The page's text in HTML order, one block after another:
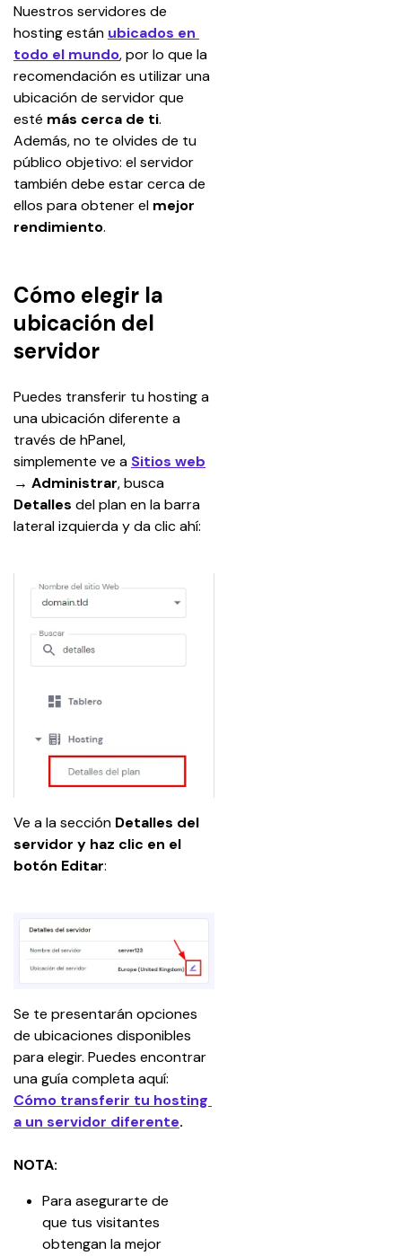
Nuestros servidores de
hosting están ubicados en
todo el mundo, por lo que la
recomendación es utilizar una
ubicación de servidor que
esté más cerca de ti.
Además, no te olvides de tu
público objetivo: el servidor
también debe estar cerca de
ellos para obtener el mejor
rendimiento.
Cómo elegir la
ubicación del
servidor
Puedes transferir tu hosting a
una ubicación diferente a
través de hPanel,
simplemente ve a Sitios web
→ Administrar, busca
Detalles del plan en la barra
lateral izquierda y da clic ahí:
Ve a la sección Detalles del
servidor y haz clic en el
botón Editar:
Se te presentarán opciones
de ubicaciones disponibles
para elegir. Puedes encontrar
una guía completa aquí:
Cómo transferir tu hosting
a un servidor diferente.
NOTA:
Para asegurarte de
que tus visitantes
obtengan la mejor